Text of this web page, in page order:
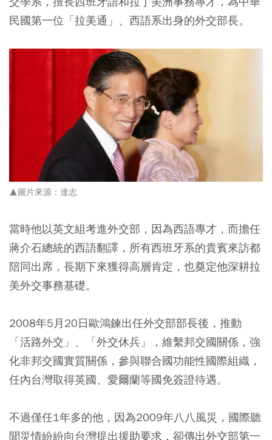
民國第一位「拉美通」、西語系出身的外交部長。
▲圖片來源：達志
當時他以英文組考進外交部，因為西語專才，而擔任
蔣介石總統的西語翻譯，所有西班牙系的貴賓來訪都
陪同出席，長期下來獲得高層肯定，也奠定他深耕拉
美外交事務基礎。
2008年5月20日歐鴻鍊出任外交部部長後，推動
「活路外交」、「外交休兵」，維繫邦交國關係，強
化非邦交國實質關係，參與聯合國功能性國際組織，
任內台灣取得英國、愛爾蘭等國免簽證待遇。
不過僅任1年多的他，因為2009年八八風災，國際聽
聞災情紛紛向台灣提出援助要求，卻傳出外交部第一